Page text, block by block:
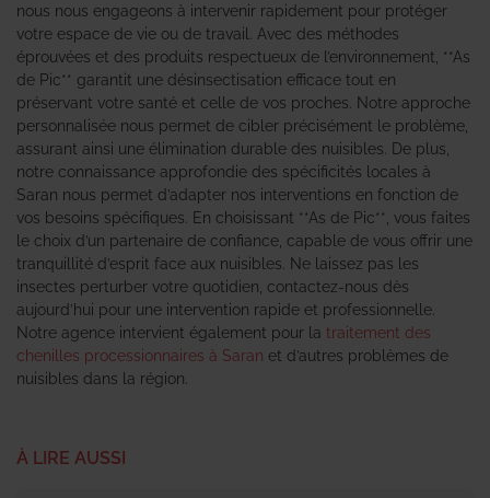
nous nous engageons à intervenir rapidement pour protéger
votre espace de vie ou de travail. Avec des méthodes
éprouvées et des produits respectueux de l’environnement, **As
de Pic** garantit une désinsectisation efficace tout en
préservant votre santé et celle de vos proches. Notre approche
personnalisée nous permet de cibler précisément le problème,
assurant ainsi une élimination durable des nuisibles. De plus,
notre connaissance approfondie des spécificités locales à
Saran nous permet d’adapter nos interventions en fonction de
vos besoins spécifiques. En choisissant **As de Pic**, vous faites
le choix d’un partenaire de confiance, capable de vous offrir une
tranquillité d’esprit face aux nuisibles. Ne laissez pas les
insectes perturber votre quotidien, contactez-nous dès
aujourd’hui pour une intervention rapide et professionnelle.
Notre agence intervient également pour la traitement des
chenilles processionnaires à Saran et d’autres problèmes de
nuisibles dans la région.
À LIRE AUSSI